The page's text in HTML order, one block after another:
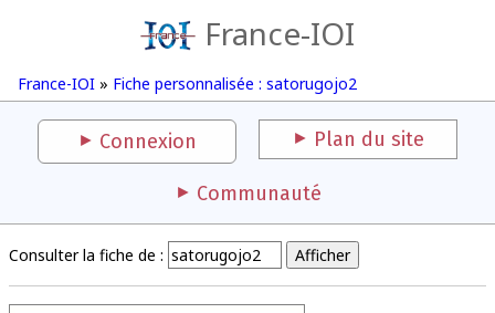
France-IOI
France-IOI » Fiche personnalisée : satorugojo2
Connexion Plan du site
Communauté
Consulter la fiche de :